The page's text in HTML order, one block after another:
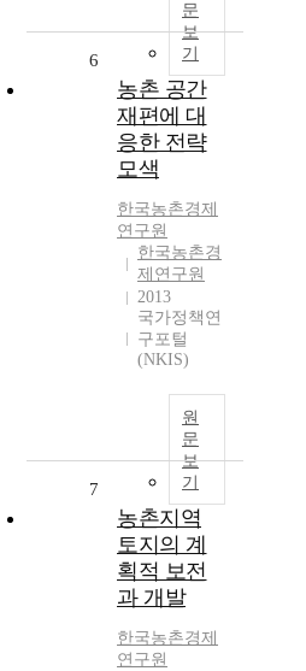
문
보
기
6
농촌 공간
재편에 대
응한 전략
모색
한국농촌경제
연구원
한국농촌경
제연구원
2013
국가정책연
구포털
(NKIS)
원
문
보
기
7
농촌지역
토지의 계
획적 보전
과 개발
한국농촌경제
연구원